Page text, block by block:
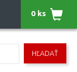
HĽADAŤ
0 ks